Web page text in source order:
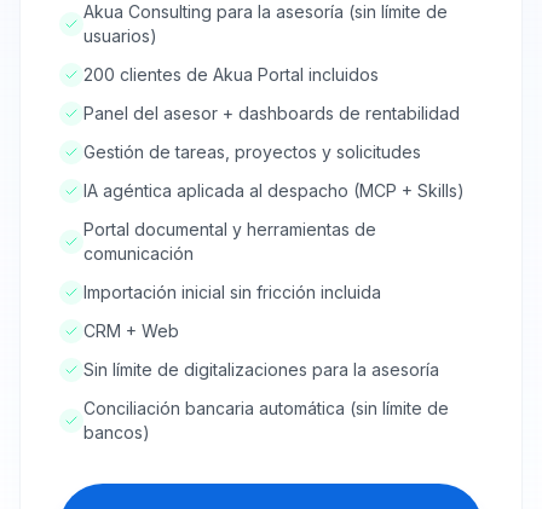
Akua Consulting para la asesoría (sin límite de
usuarios)
200 clientes de Akua Portal incluidos
Panel del asesor + dashboards de rentabilidad
Gestión de tareas, proyectos y solicitudes
IA agéntica aplicada al despacho (MCP + Skills)
Portal documental y herramientas de
comunicación
Importación inicial sin fricción incluida
CRM + Web
Sin límite de digitalizaciones para la asesoría
Conciliación bancaria automática (sin límite de
bancos)